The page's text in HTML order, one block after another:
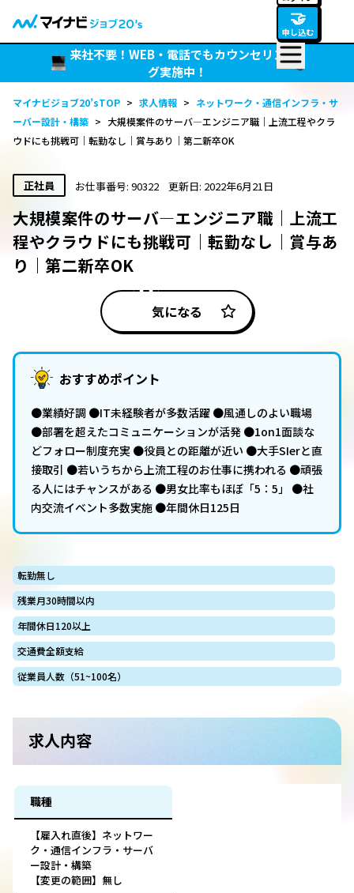
🤝
申し込む
来社不要！WEB・電話でもカウンセリン
グ実施中！
マイナビジョブ20’sTOP > 求人情報 > ネットワーク・通信インフラ・サ
ーバー設計・構築 > 大規模案件のサーバ―エンジニア職｜上流工程やクラ
ウドにも挑戦可｜転勤なし｜賞与あり｜第二新卒OK
正社員 お仕事番号: 90322 更新日: 2022年6月21日
大規模案件のサーバ―エンジニア職｜上流工
程やクラウドにも挑戦可｜転勤なし｜賞与あ
り｜第二新卒OK
気になる
おすすめポイント
●業績好調 ●IT未経験者が多数活躍 ●風通しのよい職場
●部署を超えたコミュニケーションが活発 ●1on1面談な
どフォロー制度充実 ●役員との距離が近い ●大手SIerと直
接取引 ●若いうちから上流工程のお仕事に携われる ●頑張
る人にはチャンスがある ●男女比率もほぼ「5：5」 ●社
内交流イベント多数実施 ●年間休日125日
転勤無し
残業月30時間以内
年間休日120以上
交通費全額支給
従業員人数（51~100名）
求人内容
職種
【雇入れ直後】ネットワー
ク・通信インフラ・サーバ
ー設計・構築
【変更の範囲】無し